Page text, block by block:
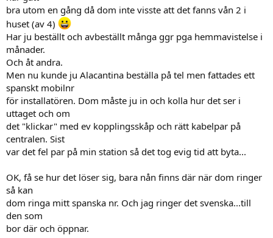
bra utom en gång då dom inte visste att det fanns vån 2 i
huset (av 4)
Har ju beställt och avbeställt många ggr pga hemmavistelse i
månader.
Och åt andra.
Men nu kunde ju Alacantina beställa på tel men fattades ett
spanskt mobilnr
för installatören. Dom måste ju in och kolla hur det ser i
uttaget och om
det "klickar" med ev kopplingsskåp och rätt kabelpar på
centralen. Sist
var det fel par på min station så det tog evig tid att byta...
OK, få se hur det löser sig, bara nån finns där när dom ringer
så kan
dom ringa mitt spanska nr. Och jag ringer det svenska...till
den som
bor där och öppnar.